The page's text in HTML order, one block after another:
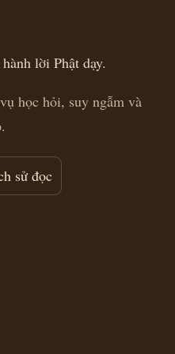
lời Phật dạy.
học hỏi, suy ngẫm và
sử đọc